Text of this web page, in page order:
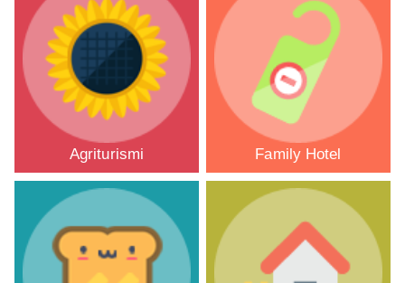
Agriturismi Family Hotel